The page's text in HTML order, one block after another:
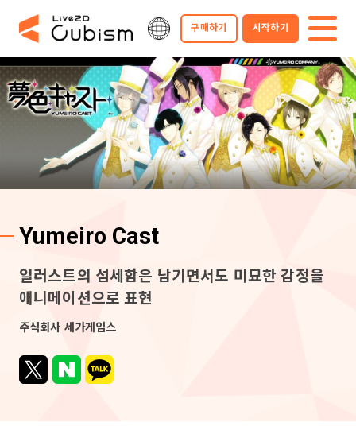
구매하기 시작하기
Yumeiro Cast
일러스트의 섬세함은 남기면서도 미묘한 감정을
애니메이션으로 표현
주식회사 세가게임스